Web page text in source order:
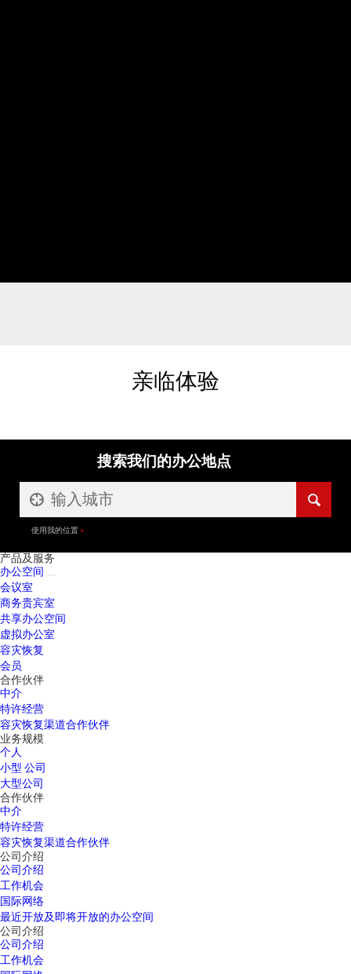
亲临体验
搜索我们的办公地点
使用我的位置
产品及服务
办公空间
会议室
商务贵宾室
共享办公空间
虚拟办公室
容灾恢复
会员
合作伙伴
中介
特许经营
容灾恢复渠道合作伙伴
业务规模
个人
小型 公司
大型公司
合作伙伴
中介
特许经营
容灾恢复渠道合作伙伴
公司介绍
公司介绍
工作机会
国际网络
最近开放及即将开放的办公空间
公司介绍
公司介绍
工作机会